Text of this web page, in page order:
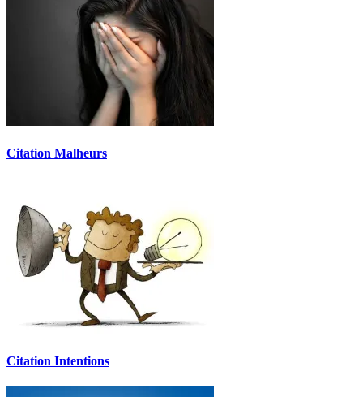
Citation Malheurs
Citation Intentions